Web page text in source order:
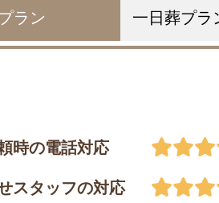
ラン 一日葬プラ
時の電話対応
スタッフの対応